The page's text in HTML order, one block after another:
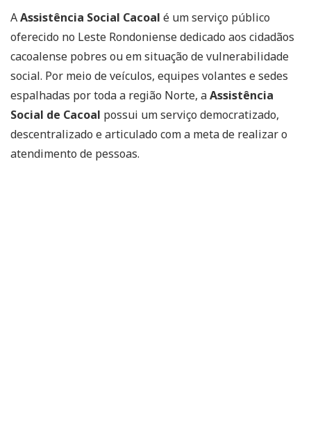
AAssistência Social Cacoal é um serviço público
oferecido no Leste Rondoniense dedicado aos cidadãos
cacoalense pobres ou em situação de vulnerabilidade
social. Por meio de veículos, equipes volantes e sedes
espalhadas por toda a região Norte, aAssistência
Social de Cacoal possui um serviço democratizado,
descentralizado e articulado com a meta de realizar o
atendimento de pessoas.